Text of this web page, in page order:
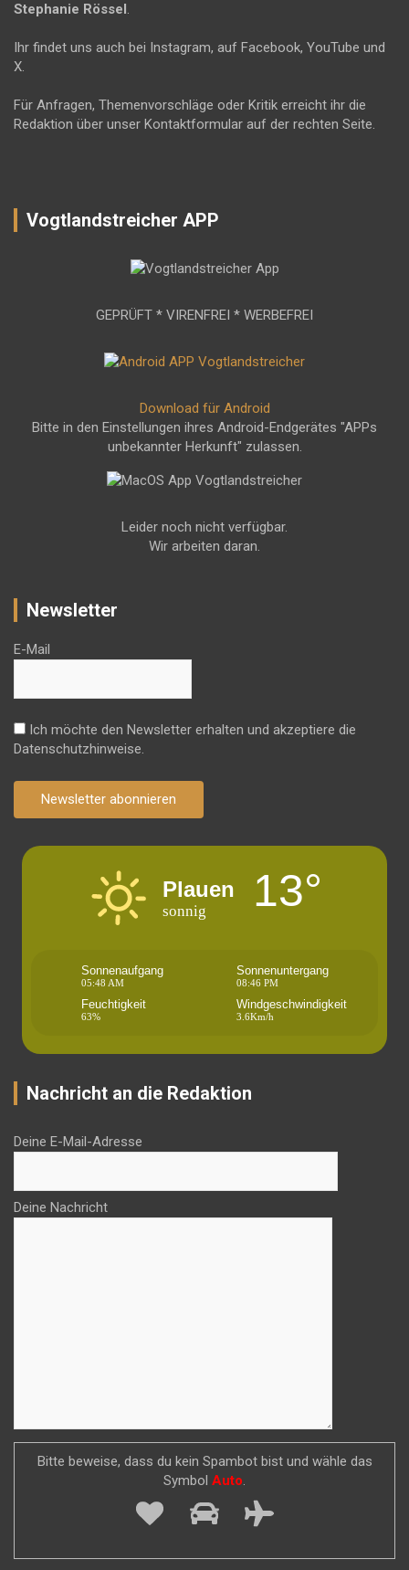
Stephanie Rössel.
Ihr findet uns auch bei Instagram, auf Facebook, YouTube und
X.
Für Anfragen, Themenvorschläge oder Kritik erreicht ihr die
Redaktion über unser Kontaktformular auf der rechten Seite.
Vogtlandstreicher APP
GEPRÜFT * VIRENFREI * WERBEFREI
Download für Android
Bitte in den Einstellungen ihres Android-Endgerätes "APPs
unbekannter Herkunft" zulassen.
Leider noch nicht verfügbar.
Wir arbeiten daran.
Newsletter
E-Mail
Ich möchte den Newsletter erhalten und akzeptiere die
Datenschutzhinweise.
Newsletter abonnieren
Plauen
sonnig 13°
Sonnenaufgang
05:48 AM
Sonnenuntergang
08:46 PM
Feuchtigkeit
63%
Windgeschwindigkeit
3.6Km/h
Nachricht an die Redaktion
Deine E-Mail-Adresse
Deine Nachricht
Bitte beweise, dass du kein Spambot bist und wähle das
Symbol Auto.